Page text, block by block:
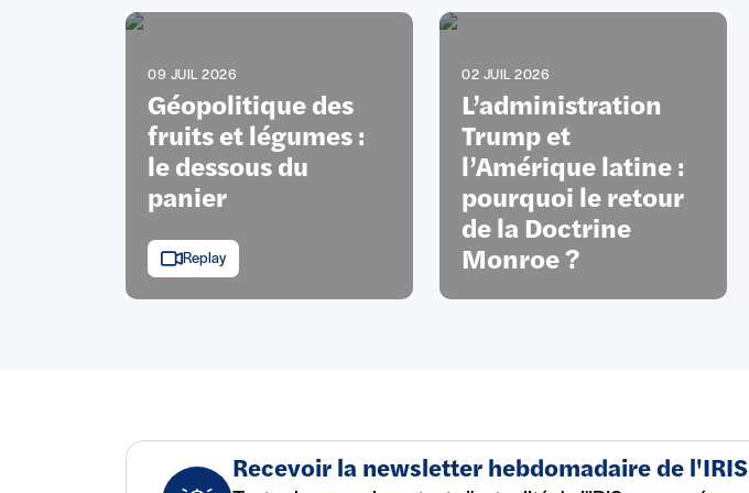
09 JUIL 2026
Géopolitique des
fruits et légumes :
le dessous du
panier
Replay
02 JUIL 2026
L’administration
Trump et
l’Amérique latine :
pourquoi le retour
de la Doctrine
Monroe ?
Recevoir la newsletter hebdomadaire de l'IRIS